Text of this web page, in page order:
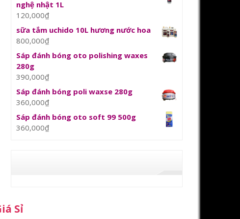
nghệ nhật 1L
120,000₫
sữa tắm uchido 10L hương nước hoa
800,000₫
Sáp đánh bóng oto polishing waxes
280g
390,000₫
Sáp đánh bóng poli waxse 280g
360,000₫
Sáp đánh bóng oto soft 99 500g
360,000₫
Sỉ